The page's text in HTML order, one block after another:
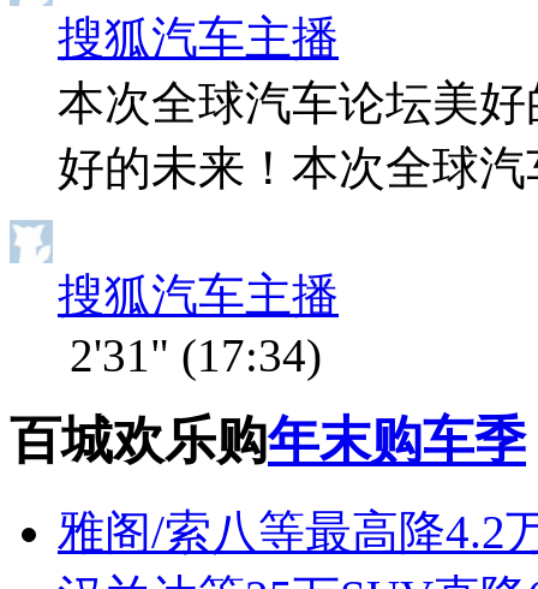
搜狐汽车主播
本次全球汽车论坛美
好的未来！本次全球
搜狐汽车主播
2'31" (17:34)
百城欢乐购年末购车季
雅阁/索八等最高降4.2